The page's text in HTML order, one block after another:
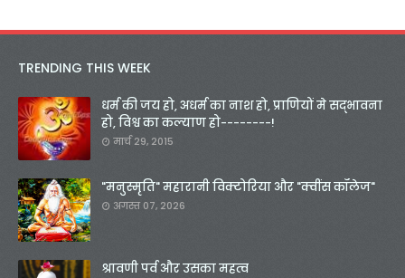
TRENDING THIS WEEK
धर्म की जय हो, अधर्म का नाश हो, प्राणियों मे सद्भावना
हो, विश्व का कल्याण हो--------!
मार्च 29, 2015
"मनुस्मृति" महारानी विक्टोरिया और "क्वींस कॉलेज"
अगस्त 07, 2026
श्रावणी पर्व और उसका महत्व